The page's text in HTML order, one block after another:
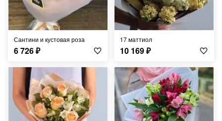
Сантини и кустовая роза
6 726₽
17 маттиол
10 169₽